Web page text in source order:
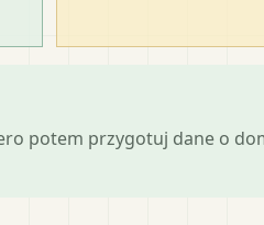
potem przygotuj dane o